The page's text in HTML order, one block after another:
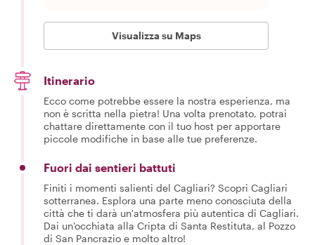
Visualizza su Maps
Itinerario
Ecco come potrebbe essere la nostra esperienza, ma
non è scritta nella pietra! Una volta prenotato, potrai
chattare direttamente con il tuo host per apportare
piccole modifiche in base alle tue preferenze.
Fuori dai sentieri battuti
Finiti i momenti salienti del Cagliari? Scopri Cagliari
sotterranea. Esplora una parte meno conosciuta della
città che ti darà un'atmosfera più autentica di Cagliari.
Dai un'occhiata alla Cripta di Santa Restituta, al Pozzo
di San Pancrazio e molto altro!